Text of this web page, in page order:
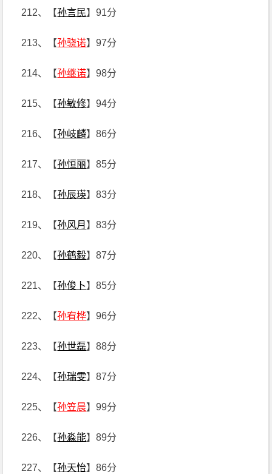
212、【孙言民】91分
213、【孙骁诺】97分
214、【孙继诺】98分
215、【孙敏修】94分
216、【孙岐麟】86分
217、【孙恒丽】85分
218、【孙辰瑛】83分
219、【孙风月 】83分
220、【孙鹤毅】87分
221、【孙俊卜】85分
222、【孙宥桦】96分
223、【孙世磊】88分
224、【孙瑞雯】87分
225、【孙笠晨】99分
226、【孙淼能】89分
227、【孙天怡】86分